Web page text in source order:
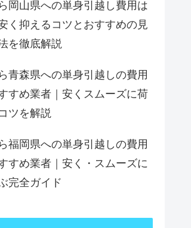
岡山県への単身引越し費用は
く抑えるコツとおすすめの見
を徹底解説
青森県への単身引越しの費用
すめ業者｜安くスムーズに荷
ツを解説
福岡県への単身引越しの費用
すめ業者｜安く・スムーズに
完全ガイド